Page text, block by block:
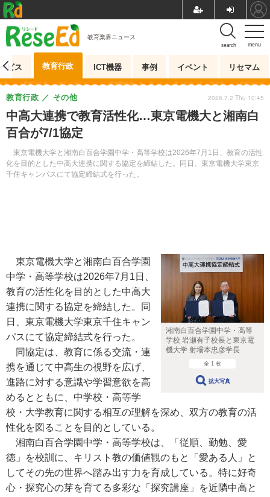
menu
search
教育業界ニュース
ビス 教育行政 ICT機器 事例 イベント リセマム
中高大連携で教育活性化…東京電機大と湘南白
百合が7/1協定
東京電機大学と湘南白百合学園中学・高等学校は2026年7月1日、教育の活性
化を目的とした中高大連携に関する協定を締結した。同日、東京電機大学東京
千住キャンパスにて協定締結式を行った。
教育行政 その他 2026.7.2 Thu 10:45
湘南白百合学園中学・高等
学校 岩瀬有子校長と東京電
機大学 射場本忠彦学長
全 1 枚
拡大写真
東京電機大学と湘南白百合学園
中学・高等学校は2026年7月1日、
教育の活性化を目的とした中高大
連携に関する協定を締結した。同
日、東京電機大学東京千住キャン
パスにて協定締結式を行った。
同協定は、教育に係る交流・連
携を通じて中高生の視野を広げ、
進路に対する意識や学習意欲を高
めるとともに、中学校・高等学
校・大学教育に関する相互の理解を深め、双方の教育の活
性化を図ることを目的としている。
湘南白百合学園中学・高等学校は、「従順、勤勉、愛
徳」を校訓に、キリスト教の価値観のもと「愛ある人」と
してその先の世界へ踏み出す力を育成している。特に好奇
心・探究心の芽を育てる多彩な「探究講座」を近隣中高と